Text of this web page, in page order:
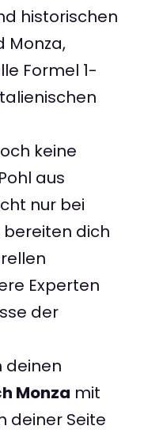
historischen
Monza,
Formel 1-
keine
aus
nur bei
bereiten dich
Experten
der
deinen
Monza mit
deiner Seite